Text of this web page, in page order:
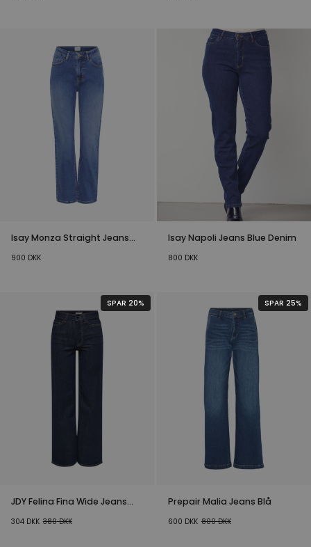
Isay Monza Straight Jeans
900 DKK
Isay Napoli Jeans Blue Denim
800 DKK
SPAR 20%
JDY Felina Fina Wide Jeans
304DKK 380DKK
SPAR 25%
Prepair Malia Jeans Blå
600 DKK 800DKK